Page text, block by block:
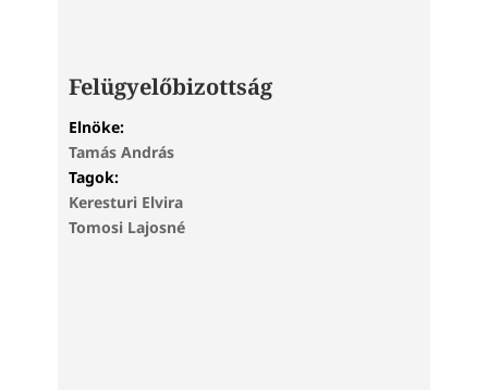
Felügyelőbizottság
Elnöke:
Tamás András
Tagok:
Keresturi Elvira
Tomosi Lajosné